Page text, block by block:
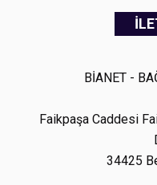
BİANET -
Faikpaşa Caddesi
34425